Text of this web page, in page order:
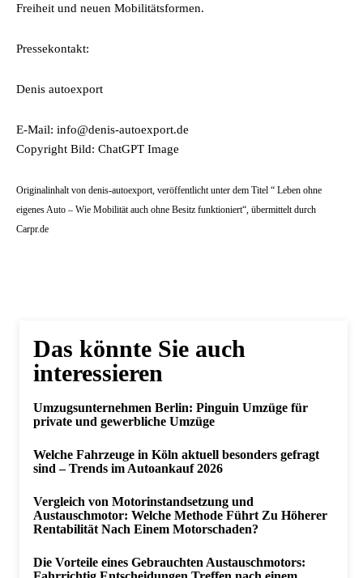
Freiheit und neuen Mobilitätsformen.
Pressekontakt:
Denis autoexport
E-Mail: info@denis-autoexport.de
Copyright Bild: ChatGPT Image
Originalinhalt von denis-autoexport, veröffentlicht unter dem Titel “ Leben ohne
eigenes Auto – Wie Mobilität auch ohne Besitz funktioniert“, übermittelt durch
Carpr.de
Das könnte Sie auch
interessieren
Umzugsunternehmen Berlin: Pinguin Umzüge für
private und gewerbliche Umzüge
Welche Fahrzeuge in Köln aktuell besonders gefragt
sind – Trends im Autoankauf 2026
Vergleich von Motorinstandsetzung und
Austauschmotor: Welche Methode Führt Zu Höherer
Rentabilität Nach Einem Motorschaden?
Die Vorteile eines Gebrauchten Austauschmotors: